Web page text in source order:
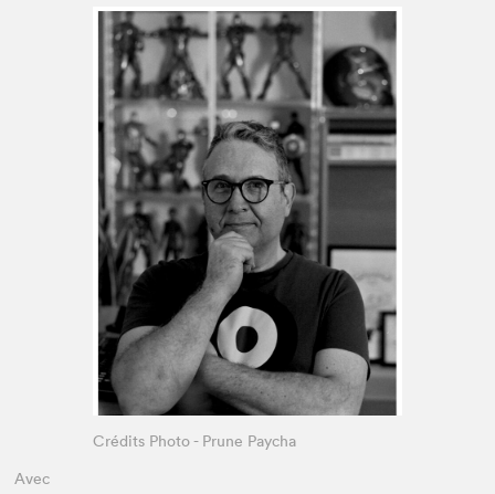
Avec
Crédits Photo - Prune Paycha